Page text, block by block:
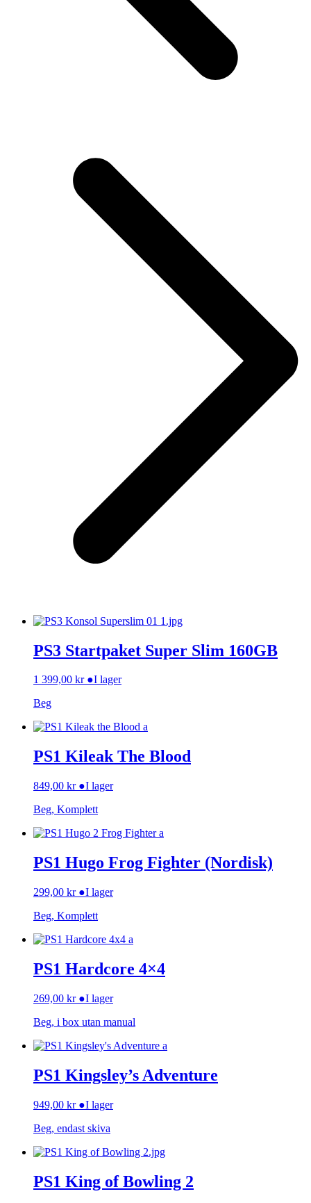
PS3 Startpaket Super Slim 160GB
1 399,00 kr ●I lager
Beg
PS1 Kileak The Blood
849,00 kr ●I lager
Beg, Komplett
PS1 Hugo Frog Fighter (Nordisk)
299,00 kr ●I lager
Beg, Komplett
PS1 Hardcore 4×4
269,00 kr ●I lager
Beg, i box utan manual
PS1 Kingsley’s Adventure
949,00 kr ●I lager
Beg, endast skiva
PS1 King of Bowling 2